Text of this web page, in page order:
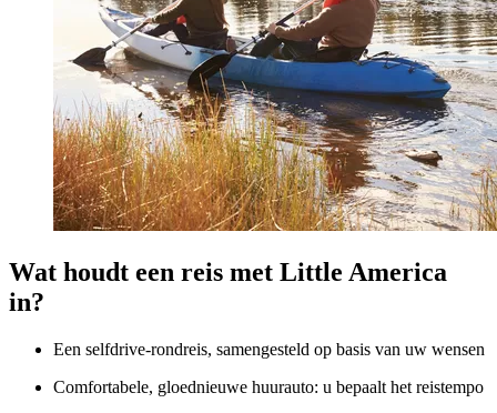
Wat houdt een reis met Little America
in?
Een selfdrive-rondreis, samengesteld op basis van uw wensen
Comfortabele, gloednieuwe huurauto: u bepaalt het reistempo